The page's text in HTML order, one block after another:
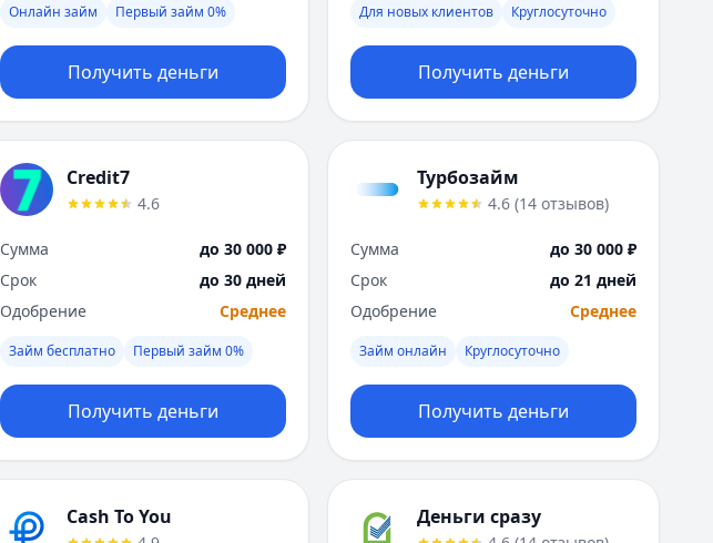
Р
Ростов-на-Дону
Рязань
С
Самара
Санкт-Петербург
Саратов
Севастополь
Томск
Тула
Тюмень
У
Ульяновск
Х
Онлайн займ Первый займ 0%
Получить деньги
Для новых клиентов Круглосуточно
Получить деньги
Credit7
4.6
Сумма
до 30 000 ₽
Срок
до 30 дней
Одобрение
Среднее
Займ бесплатно Первый займ 0%
Получить деньги
Турбозайм
4.6 (14 отзывов)
Сумма
до 30 000 ₽
Срок
до 21 дней
Одобрение
Среднее
Займ онлайн Круглосуточно
Получить деньги
Cash To You Деньги сразу